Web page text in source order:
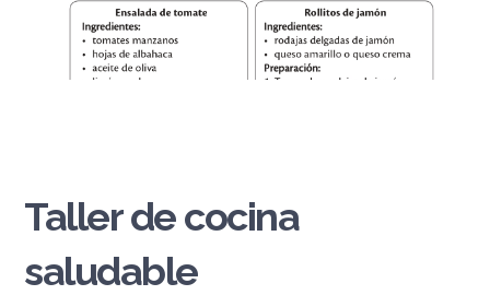
Taller de cocina
saludable